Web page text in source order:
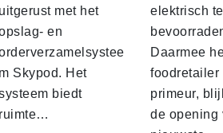
uitgerust met het
en
m Skypod. Het
biedt
ruimte…
elektrisch te
Daarmee
foodretailer
primeur,
de opening